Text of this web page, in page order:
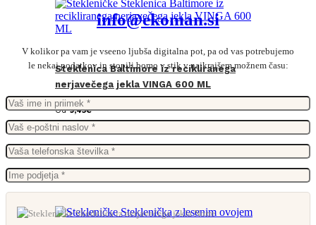
Steklenica Baltimore iz recikliranega
nerjavečega jekla VINGA 600 ML
Od9,45€
info@ekoman.si
V kolikor pa vam je vseeno ljubša digitalna pot, pa od vas potrebujemo
le nekaj podatkov in stopili bomo v stik v najkrajšem možnem času: